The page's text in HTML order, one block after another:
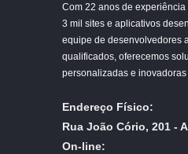
Com 22 anos de
3 mil sites e aplicativos
equipe de desenvolvedores
qualificados, oferecemos
personalizadas e
Endereço Físico:
Rua João Cório, 201 -
On-line: